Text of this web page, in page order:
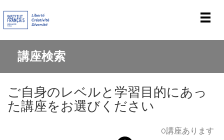
講座検索
ご自身のレベルと学習目的にあっ
た講座をお選びください
0講座あります